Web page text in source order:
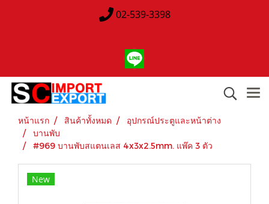
02-539-3398
หน้าแรก สินค้าทั้งหมด
อุปกรณ์ประตูและหน้าต่าง
บานพับ
#969 บานพับสแตนเลส 4x3x2.5mm. แพ๊ค 3 ตัว
New